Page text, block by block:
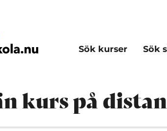
Sök kurser Sök
kurs på